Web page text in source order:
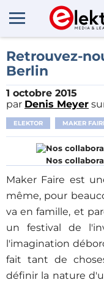
Retrouvez-
Berlin
1 octobre 2015
par Denis Meyer
ELEKTOR MAKER
Nos
Maker Faire est
même, pour
va en famille, et
un festival de
l'imagination
fait tant de
définir la nature